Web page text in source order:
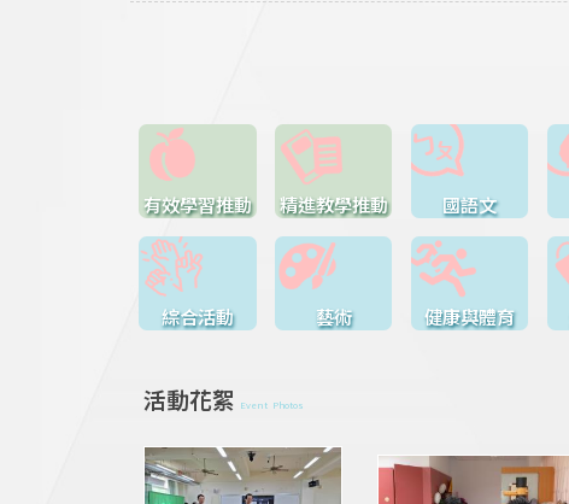
有效學習推動 精進教學推動 國語文
綜合活動 藝術 健康與體育
活動花絮 Event Photos